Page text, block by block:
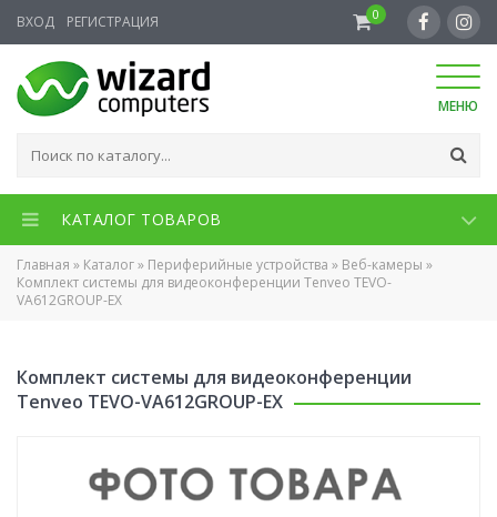
ВХОД РЕГИСТРАЦИЯ 0
МЕНЮ
КАТАЛОГ ТОВАРОВ
Главная » Каталог» Периферийные устройства » Веб-камеры »
Комплект системы для видеоконференции Tenveo TEVO-
VA612GROUP-EX
Комплект системы для видеоконференции
Tenveo TEVO-VA612GROUP-EX